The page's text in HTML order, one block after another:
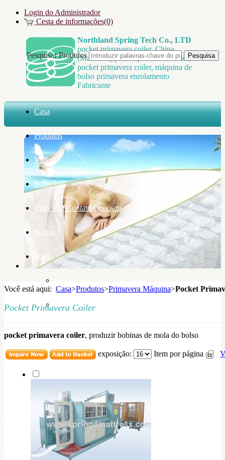
Login do Administrador
Cesta de informações(0)
Northland Spring Tech Co., LTD
pocket primavera coiler, China
(Mainland) pocket primavera coiler,
pocket primavera coiler, máquina de
bolso primavera enrolamento
Fabricante
Casa
Produtos
Vídeo
Sobre nós
Entre Em Contato Conosco
blogue
Mais
Por que nós
base de conhecimento
Pesquisar Produtos
Você está aqui: Casa>Produtos>Primavera Máquina>Pocket
Pocket Primavera Coiler
pocket primavera coiler, produzir bobinas de mola do bolso
exposição: Item por página